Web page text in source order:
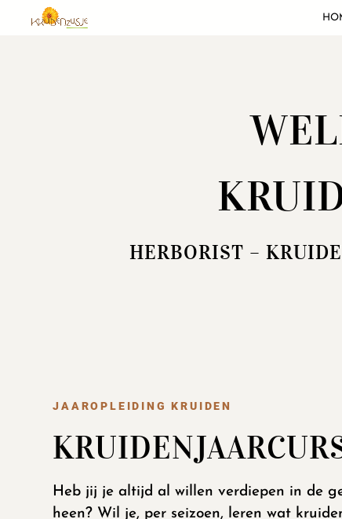
HERBORIST –
JAAROPLEIDING KRUIDEN
Heb jij je altijd al willen verdiepen in de
heen? Wil je, per seizoen, leren wat